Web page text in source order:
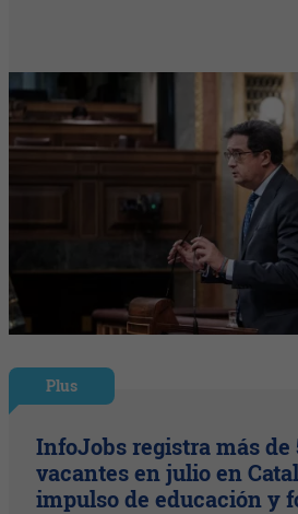
Plus
InfoJobs registra más de
vacantes en julio en
impulso de educación y